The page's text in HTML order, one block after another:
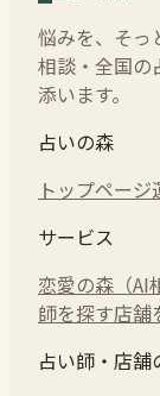
悩みを、そっ
相談・全国の
添います。
占いの森
トップページ
サービス
恋愛の森（AI
師を探す店舗
占い師・店舗